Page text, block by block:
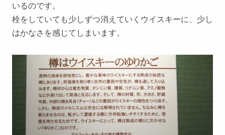
いるのです。
栓をしていても少しずつ消えていくウイスキーに、少し
はかなさを感じてしまいます。